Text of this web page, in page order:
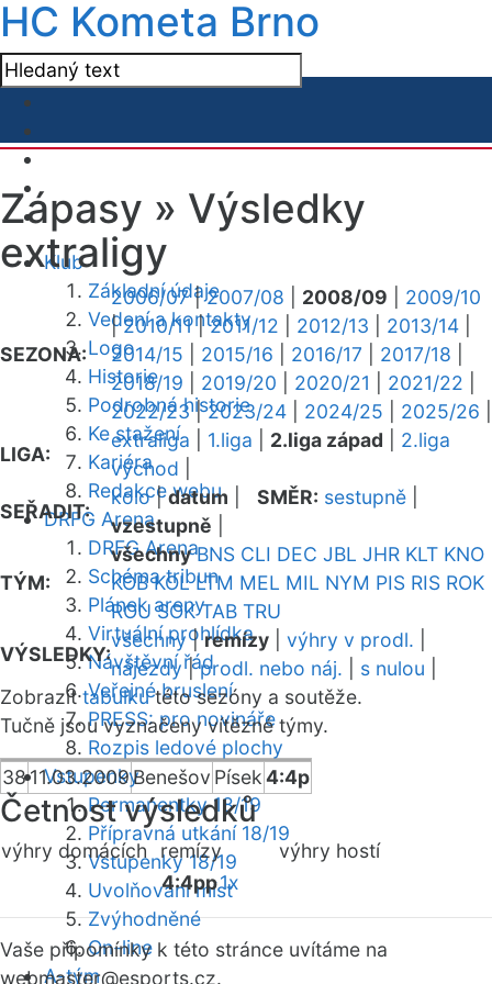
HC Kometa Brno
Klub
Základní údaje
Vedení a kontakty
Logo
Historie
Podrobná historie
Ke stažení
Kariéra
Redakce webu
DRFG Arena
DRFG Arena
Schéma tribun
Plánek areny
Virtuální prohlídka
Návštěvní řád
Veřejné bruslení
PRESS: pro novináře
Rozpis ledové plochy
Vstupenky
Permanentky 18/19
Přípravná utkání 18/19
Vstupenky 18/19
Uvolňování míst
Zvýhodněné
On-line
A-tým
Zápasy » Výsledky
extraligy
SEZONA:
2006/07|2007/08 2008/09
2009/10
|2010/11|2011/12 2012/13 2013/14
2014/15
2015/16 2016/17 2017/18
2018/19
2019/20 2020/21 2021/22
2022/23|2023/24 2024/25 2025/26
LIGA:
extraliga 1.liga 2.liga západ
2.liga
východ
SEŘADIT:
kolo|datum SMĚR: sestupně
vzestupně
TÝM:
všechny BNS CLI DEC JBL JHR KLT KNO
KOB KOL LTM MEL MIL NYM PIS RIS ROK
ROU SOK TAB TRU
VÝSLEDKY:
všechny|remízy výhry v prodl.
nájezdy|prodl. nebo náj. s nulou
Zobrazittabulkutéto sezóny a soutěže.
Tučně jsou vyznačeny vítězné týmy.
3811.03.2009Benešov Písek4:4p
Četnost výsledků
výhry domácích remízy výhry hostí
4:4pp1x
Vaše připomínky k této stránce uvítáme na
webmaster@esports.cz.